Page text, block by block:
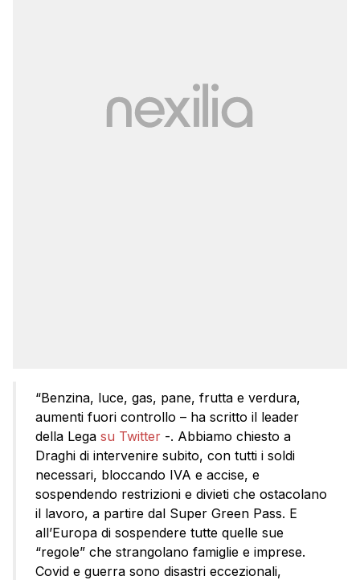
“Benzina, luce, gas, pane, frutta e verdura,
aumenti fuori controllo – ha scritto il leader
della Lega su Twitter -. Abbiamo chiesto a
Draghi di intervenire subito, con tutti i soldi
necessari, bloccando IVA e accise, e
sospendendo restrizioni e divieti che ostacolano
il lavoro, a partire dal Super Green Pass. E
all’Europa di sospendere tutte quelle sue
“regole” che strangolano famiglie e imprese.
Covid e guerra sono disastri eccezionali,